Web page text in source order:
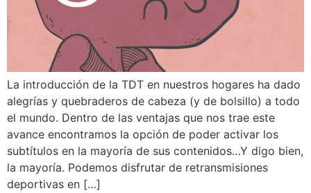
La introducción de la TDT en nuestros hogares ha dado
alegrías y quebraderos de cabeza (y de bolsillo) a todo
el mundo. Dentro de las ventajas que nos trae este
avance encontramos la opción de poder activar los
subtítulos en la mayoría de sus contenidos…Y digo bien,
la mayoría. Podemos disfrutar de retransmisiones
deportivas en […]